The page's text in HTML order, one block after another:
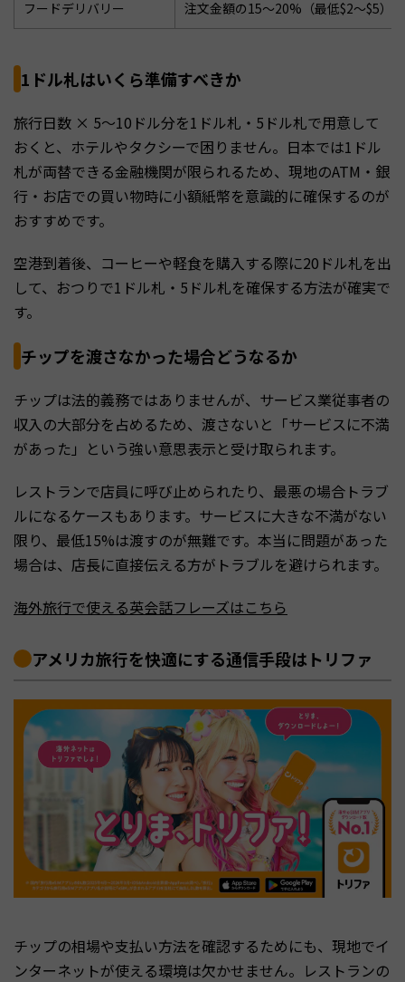
フードデリバリー 注文金額の15〜20%（最低$2〜$5）
1ドル札はいくら準備すべきか
旅行日数 × 5〜10ドル分を1ドル札・5ドル札で用意して
おくと、ホテルやタクシーで困りません。日本では1ドル
札が両替できる金融機関が限られるため、現地のATM・銀
行・お店での買い物時に小額紙幣を意識的に確保するのが
おすすめです。
空港到着後、コーヒーや軽食を購入する際に20ドル札を出
して、おつりで1ドル札・5ドル札を確保する方法が確実で
す。
チップを渡さなかった場合どうなるか
チップは法的義務ではありませんが、サービス業従事者の
収入の大部分を占めるため、渡さないと「サービスに不満
があった」という強い意思表示と受け取られます。
レストランで店員に呼び止められたり、最悪の場合トラブ
ルになるケースもあります。サービスに大きな不満がない
限り、最低15%は渡すのが無難です。本当に問題があった
場合は、店長に直接伝える方がトラブルを避けられます。
海外旅行で使える英会話フレーズはこちら
アメリカ旅行を快適にする通信手段はトリファ
チップの相場や支払い方法を確認するためにも、現地でイ
ンターネットが使える環境は欠かせません。レストランの